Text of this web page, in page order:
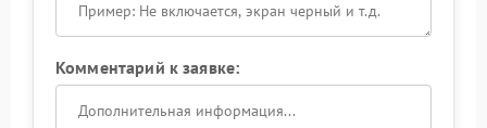
Комментарий к заявке: